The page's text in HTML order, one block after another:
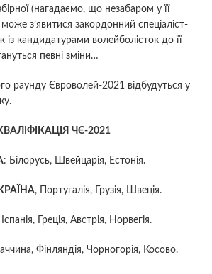
(нагадаємо, що незабаром у її
з’явитися закордонний спеціаліст-
із кандидатурами волейболісток до її
певні зміни…
раунду Євроволей-2021 відбудуться у
ЧЄ-2021
: Білорусь, Швейцарія, Естонія.
, Португалія, Грузія, Швеція.
Іспанія, Греція, Австрія, Норвегія.
Фінляндія, Чорногорія, Косово.